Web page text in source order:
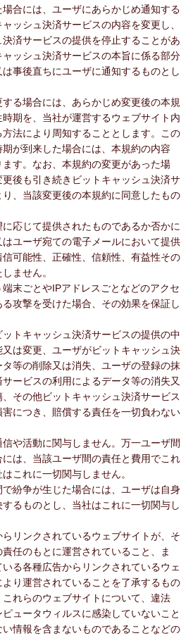
合には、ユーザにあらかじめ通知する
ッシュ決済サービスの内容を変更し、
済サービスの提供を停止することがあ
ッシュ決済サービスの本旨に係る部分
事後直ちにユーザに通知するものとし
る場合には、あらかじめ変更後の本規
期を、当社が運営するウェブサイト内
法により周知することとします。この
が到来した場合には、本規約の内容
す。なお、本規約の変更があった場
後も引き続きビットキャッシュ決済サ
、当該変更後の本規約に同意したもの
応じて提供されたものであるか否かに
ユーザ宛ての電子メールにおいて提供
可能性、正確性、信頼性、有益性その
ません。
末ごとやIPアドレスごとなどのアクセ
攻撃を受けた場合、その効果を保証し
トキャッシュ決済サービスの提供の中
は変更、ユーザがビットキャッシュ決
等の削除又は消失、ユーザの登録の抹
ービスの利用によるデータ等の消失又
その他ビットキャッシュ決済サービス
につき、賠償する責任を一切負わない
や活動に関与しません。万一ユーザ間
は、当該ユーザ間の責任と費用でこれ
これに一切関与しません。
で紛争が生じた場合には、ユーザは自身
るものとし、当社はこれに一切関与し
リンクされているウェブサイトが、そ
任のもとに運営されていること、ま
る各種広告からリンクされているウェ
り運営されていることを了承するもの
れらのウェブサイトについて、違法
ュータウィルスに感染していないこと
情報を含まないものであることなどの